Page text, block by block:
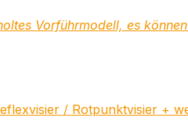
Vorführmodell, es
/ Rotpunktvisier +